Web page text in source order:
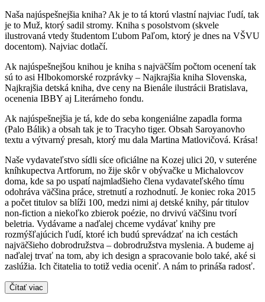
Naša najúspešnejšia kniha? Ak je to tá ktorú vlastní najviac ľudí, tak
je to Muž, ktorý sadil stromy. Kniha s posolstvom (skvele
ilustrovaná vtedy študentom Ľubom Paľom, ktorý je dnes na VŠVU
docentom). Najviac dotlačí.
Ak najúspešnejšou knihou je kniha s najväčším počtom ocenení tak
sú to asi Hlbokomorské rozprávky – Najkrajšia kniha Slovenska,
Najkrajšia detská kniha, dve ceny na Bienále ilustrácii Bratislava,
ocenenia IBBY aj Literárneho fondu.
Ak najúspešnejšia je tá, kde do seba kongeniálne zapadla forma
(Palo Bálik) a obsah tak je to Tracyho tiger. Obsah Saroyanovho
textu a výtvarný presah, ktorý mu dala Martina Matlovičová. Krása!
Naše vydavateľstvo sídli síce oficiálne na Kozej ulici 20, v suteréne
kníhkupectva Artforum, no žije skôr v obývačke u Michalovcov
doma, kde sa po uspatí najmladšieho člena vydavateľského tímu
odohráva väčšina práce, stretnutí a rozhodnutí. Je koniec roka 2015
a počet titulov sa blíži 100, medzi nimi aj detské knihy, pár titulov
non-fiction a niekoľko zbierok poézie, no drvivú väčšinu tvorí
beletria. Vydávame a naďalej chceme vydávať knihy pre
rozmýšľajúcich ľudí, ktoré ich budú sprevádzať na ich cestách
najväčšieho dobrodružstva – dobrodružstva myslenia. A budeme aj
naďalej trvať na tom, aby ich design a spracovanie bolo také, aké si
zaslúžia. Ich čitatelia to totiž vedia oceniť. A nám to prináša radosť.
Čítať viac